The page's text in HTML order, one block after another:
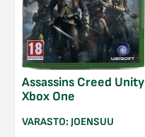
Assassins Creed Unity
Xbox One
VARASTO: JOENSUU